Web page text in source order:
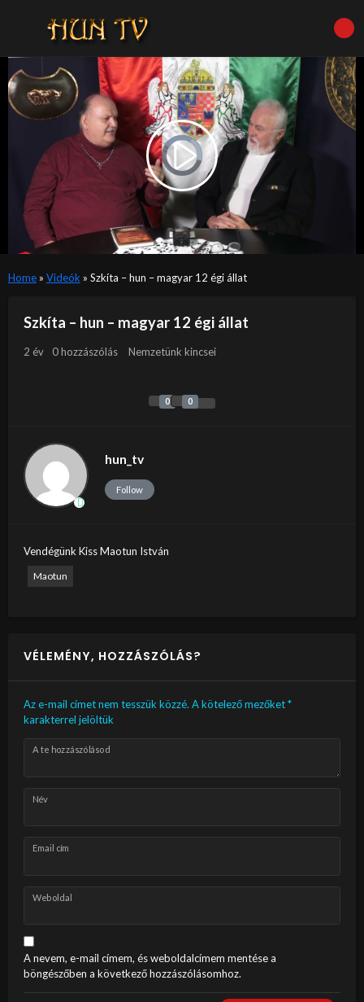
Video
Player
is
loading.Play
Video
Home» Videók » Szkíta – hun – magyar 12 égi állat
Szkíta – hun – magyar 12 égi állat
2 év 0 hozzászólás Nemzetünk kincsei
0 0
hun_tv
Follow
Vendégünk Kiss Maotun István
Maotun
VÉLEMÉNY, HOZZÁSZÓLÁS?
Az e-mail címet nem tesszük közzé. A kötelező mezőket*
karakterrel jelöltük
A te hozzászólásod
Név
Email cím
Weboldal
A nevem, e-mail címem, és weboldalcímem mentése a
böngészőben a következő hozzászólásomhoz.